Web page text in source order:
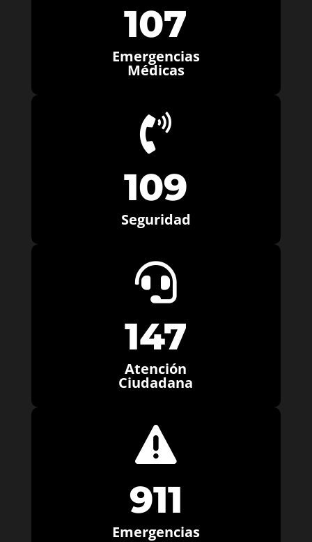
107
Emergencias
Médicas

109
Seguridad

147
Atención
Ciudadana

911
Emergencias